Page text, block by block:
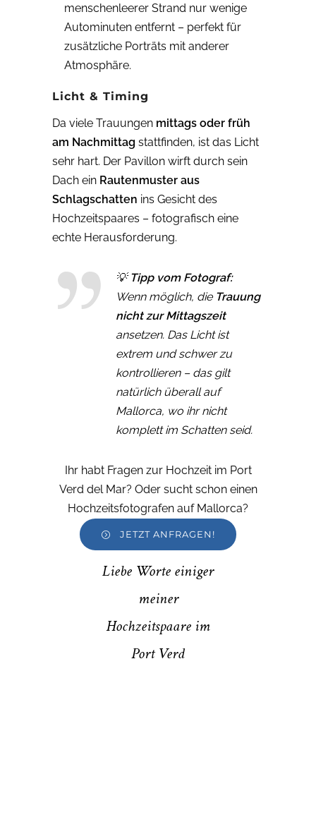
menschenleerer Strand nur wenige
Autominuten entfernt – perfekt für
zusätzliche Porträts mit anderer
Atmosphäre.
Licht & Timing
Da viele Trauungen mittags oder früh
am Nachmittag stattfinden, ist das Licht
sehr hart. Der Pavillon wirft durch sein
Dach ein Rautenmuster aus
Schlagschatten ins Gesicht des
Hochzeitspaares – fotografisch eine
echte Herausforderung.
💡Tipp vom Fotograf:
Wenn möglich, die Trauung
nicht zur Mittagszeit
ansetzen. Das Licht ist
extrem und schwer zu
kontrollieren – das gilt
natürlich überall auf
Mallorca, wo ihr nicht
komplett im Schatten seid.
Ihr habt Fragen zur Hochzeit im Port
Verd del Mar? Oder sucht schon einen
Hochzeitsfotografen auf Mallorca?
JETZT ANFRAGEN!
Liebe Worte einiger
meiner
Hochzeitspaare im
Port Verd